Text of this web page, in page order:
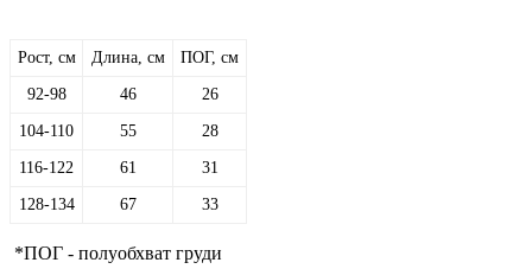
Рост, см Длина, см ПОГ, см
92-98 46 26
104-110 55 28
116-122 61 31
128-134 67 33
*ПОГ - полуобхват груди